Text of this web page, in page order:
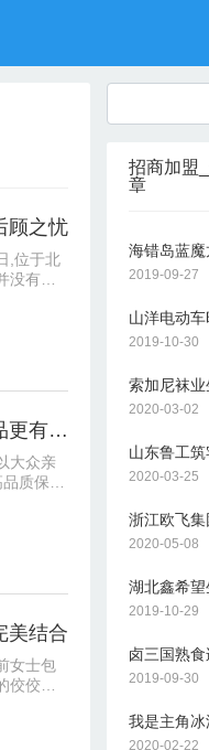
顾之忧
,位于北
有阻
睿豪实业皮具加盟时尚高端 让生活轻松选择更多优品更有品质
大众亲
质保证
美结合
女士包
佼者
招商加盟
章
2019-09-27
2019-10-30
2020-03-02
2020-03-25
2020-05-08
2019-10-29
2019-09-30
2020-02-22